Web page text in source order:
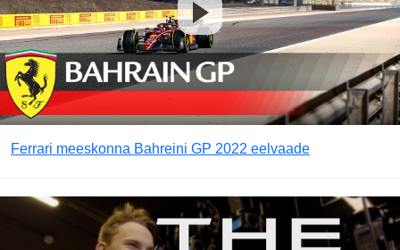
Ferrari meeskonna Bahreini GP 2022 eelvaade